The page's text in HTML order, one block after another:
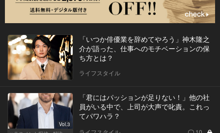
「いつか俳優業を辞めてやろう」神木隆之
介が語った、仕事へのモチベーションの保
ち方とは？
ライフスタイル
Vol.3
「君にはパッションが足りない！」他の社
員がいる中で、上司が大声で叱責。これっ
てパワハラ？